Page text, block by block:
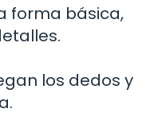
forma básica,
los dedos y